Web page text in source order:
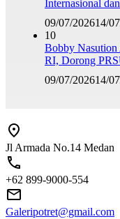
Internasional
09/07/202614/
10
Bobby
RI, Dorong
09/07/202614/
Jl Armada No.14 Medan
+62 899-9000-554
Galeripotret@gmail.com